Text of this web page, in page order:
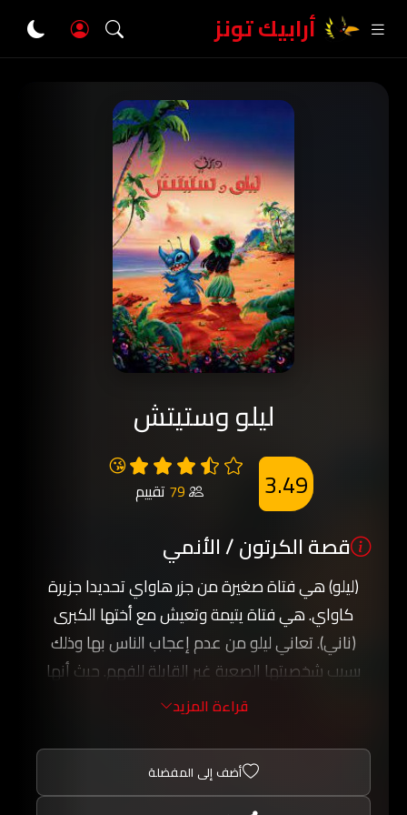
أرابيك تونز
ليلو وستيتش
😘
79 تقييم 3.49
قصة الكرتون / الأنمي
(ليلو) هي فتاة صغيرة من جزر هاواي تحديدا جزيرة
كاواي. هي فتاة يتيمة وتعيش مع أختها الكبرى
(ناني). تعاني ليلو من عدم إعجاب الناس بها وذلك
بسبب شخصيتها الصعبة غير القابلة للفهم. حيث أنها
بدأت تعاني من الوحدة من بعد وفاة والديها في
السماء. فتقوم بتمني أمنية. وهي أن يكتب لها القدر
صديق حقيقي، صديق وفي، صديق لا يتركها ويرحل
قراءة المزيد
أضف إلى المفضلة